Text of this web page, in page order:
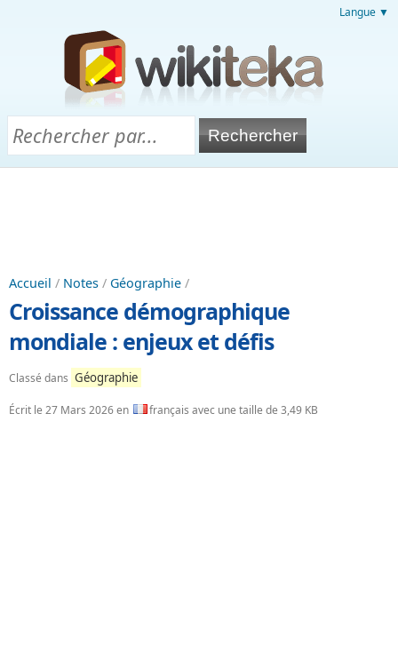
Langue ▼
Accueil / Notes / Géographie /
Croissance démographique
mondiale : enjeux et défis
Classé dans Géographie
Écrit le 27 Mars 2026en français avec une taille de 3,49 KB